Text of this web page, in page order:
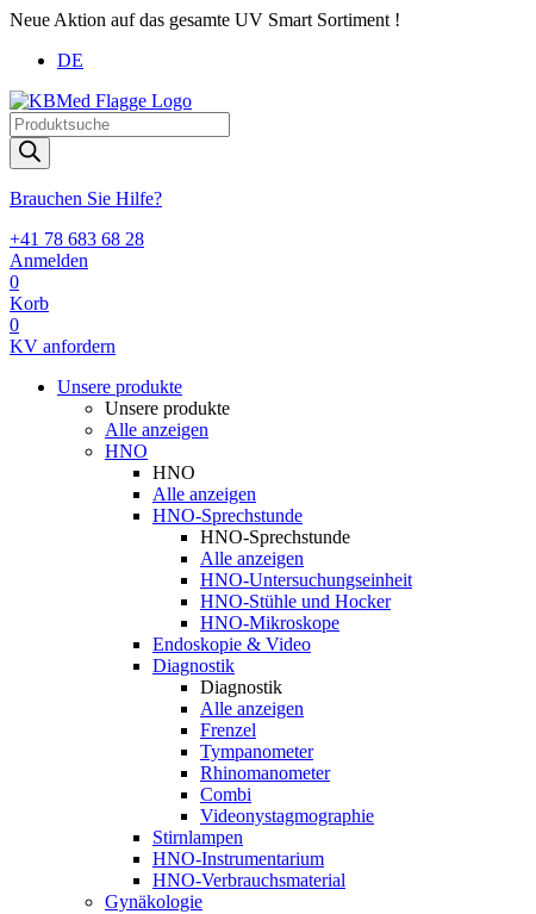
Neue Aktion auf das gesamte UV Smart Sortiment !
DE
Products
search
Brauchen Sie Hilfe?
+41 78 683 68 28
Anmelden
0
Korb
0
KV anfordern
Unsere produkte
Unsere produkte
Alle anzeigen
HNO
HNO
Alle anzeigen
HNO-Sprechstunde
HNO-Sprechstunde
Alle anzeigen
HNO-Untersuchungseinheit
HNO-Stühle und Hocker
HNO-Mikroskope
Endoskopie & Video
Diagnostik
Diagnostik
Alle anzeigen
Frenzel
Tympanometer
Rhinomanometer
Combi
Videonystagmographie
Stirnlampen
HNO-Instrumentarium
HNO-Verbrauchsmaterial
Gynäkologie